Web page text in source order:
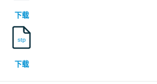
下载
stp
下载